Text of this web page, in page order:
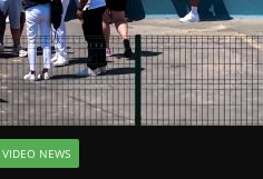
VIDEO NEWS